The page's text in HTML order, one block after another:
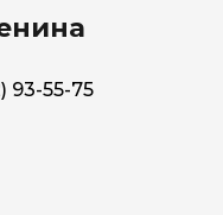
93-55-75